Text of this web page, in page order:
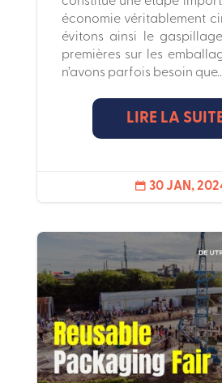
économie véritablement
évitons ainsi le
premières sur les
n’avons parfois besoin
LIRE LA
 30 JAN,